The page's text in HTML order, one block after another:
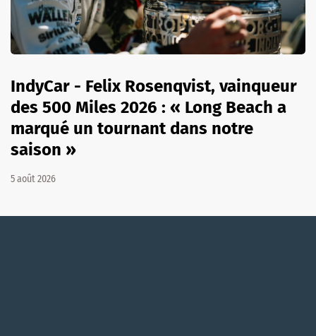
IndyCar - Felix Rosenqvist, vainqueur
des 500 Miles 2026 : « Long Beach a
marqué un tournant dans notre
saison »
5 août 2026